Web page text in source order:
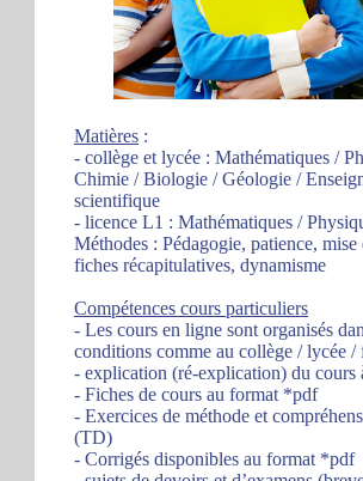
Matières :
- collège et lycée : Mathématiques /
Chimie / Biologie / Géologie /
scientifique
- licence L1 : Mathématiques /
Méthodes : Pédagogie, patience, mise
fiches récapitulatives, dynamisme
Compétences cours particuliers
- Les cours en ligne sont organisés
conditions comme au collège / lycée /
- explication (ré-explication) du cours
- Fiches de cours au format *pdf
- Exercices de méthode et
(TD)
- Corrigés disponibles au format *pdf